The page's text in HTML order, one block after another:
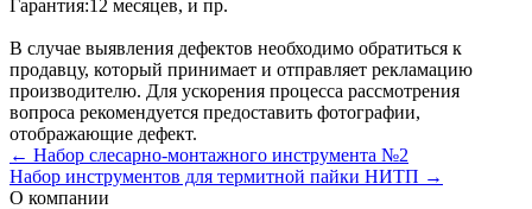
Гарантия:12 месяцев, и пр.
В случае выявления дефектов необходимо обратиться к
продавцу, который принимает и отправляет рекламацию
производителю. Для ускорения процесса рассмотрения
вопроса рекомендуется предоставить фотографии,
отображающие дефект.
← Набор слесарно-монтажного инструмента №2
Набор инструментов для термитной пайки НИТП →
О компании